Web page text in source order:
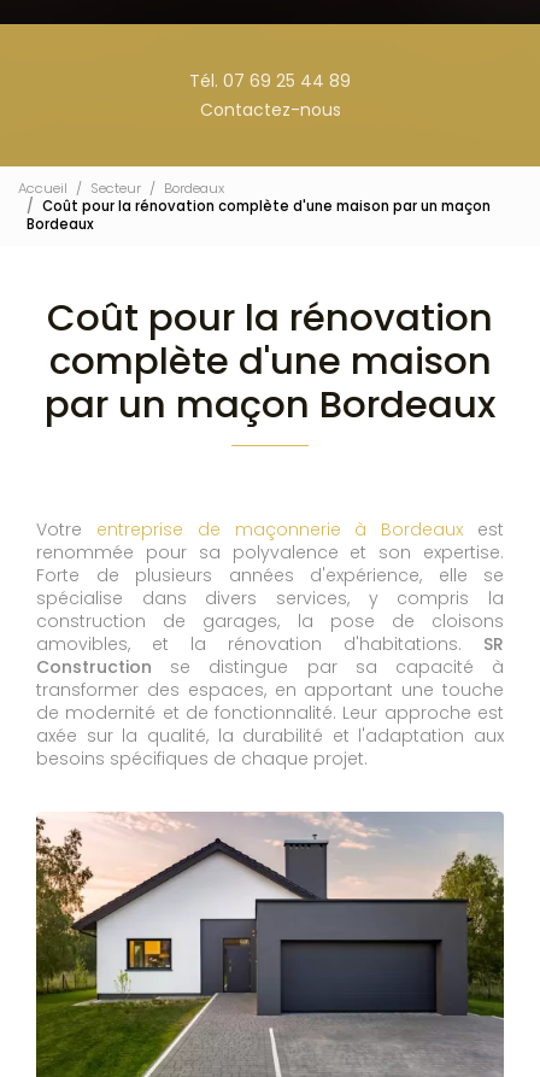
Tél. 07 69 25 44 89
Contactez-nous
Accueil Secteur
Bordeaux
Coût pour la rénovation complète d'une maison par un maçon
Bordeaux
Coût pour la rénovation
complète d'une maison
par un maçon Bordeaux
Votre entreprise de maçonnerie à Bordeaux est
renommée pour sa polyvalence et son expertise.
Forte de plusieurs années d'expérience, elle se
spécialise dans divers services, y compris la
construction de garages, la pose de cloisons
amovibles, et la rénovation d'habitations. SR
Construction se distingue par sa capacité à
transformer des espaces, en apportant une touche
de modernité et de fonctionnalité. Leur approche est
axée sur la qualité, la durabilité et l'adaptation aux
besoins spécifiques de chaque projet.